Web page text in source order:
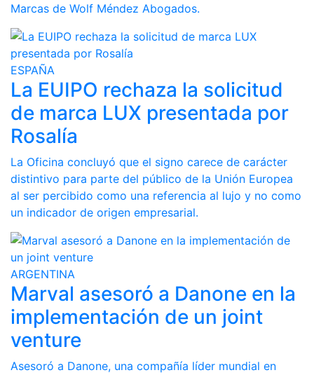
Marcas de Wolf Méndez Abogados.
ESPAÑA
La EUIPO rechaza la solicitud
de marca LUX presentada por
Rosalía
La Oficina concluyó que el signo carece de carácter
distintivo para parte del público de la Unión Europea
al ser percibido como una referencia al lujo y no como
un indicador de origen empresarial.
ARGENTINA
Marval asesoró a Danone en la
implementación de un joint
venture
Asesoró a Danone, una compañía líder mundial en